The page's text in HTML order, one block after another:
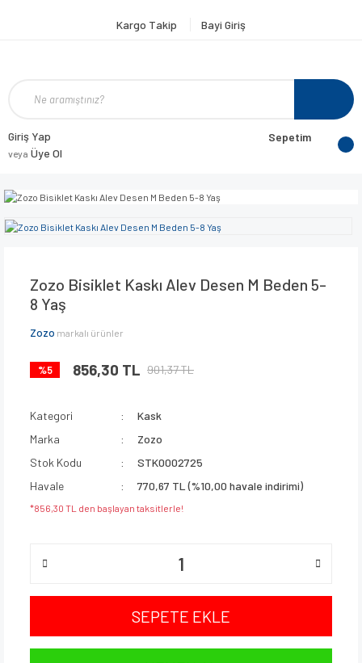
Kargo Takip Bayi Giriş
Giriş Yap
veya Üye Ol
Sepetim
Zozo Bisiklet Kaskı Alev Desen M Beden 5-
8 Yaş
Zozo markalı ürünler
%5 856,30 TL 901,37 TL
Kategori
Kask
Marka
Zozo
Stok Kodu
STK0002725
Havale
770,67 TL (%10,00 havale indirimi)
*856,30 TL den başlayan taksitlerle!
SEPETE EKLE